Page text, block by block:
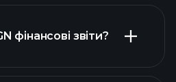
список акцій
фінансові звіти?